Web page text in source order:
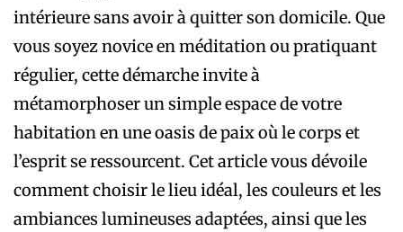
intérieure sans avoir à quitter son domicile. Que
vous soyez novice en méditation ou pratiquant
régulier, cette démarche invite à
métamorphoser un simple espace de votre
habitation en une oasis de paix où le corps et
l’esprit se ressourcent. Cet article vous dévoile
comment choisir le lieu idéal, les couleurs et les
ambiances lumineuses adaptées, ainsi que les